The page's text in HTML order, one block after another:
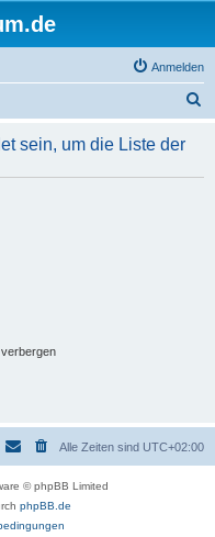
Anmelden
h
sein, um die Liste der
Alle Zeiten sind UTC+02:00
© phpBB Limited
phpBB.de